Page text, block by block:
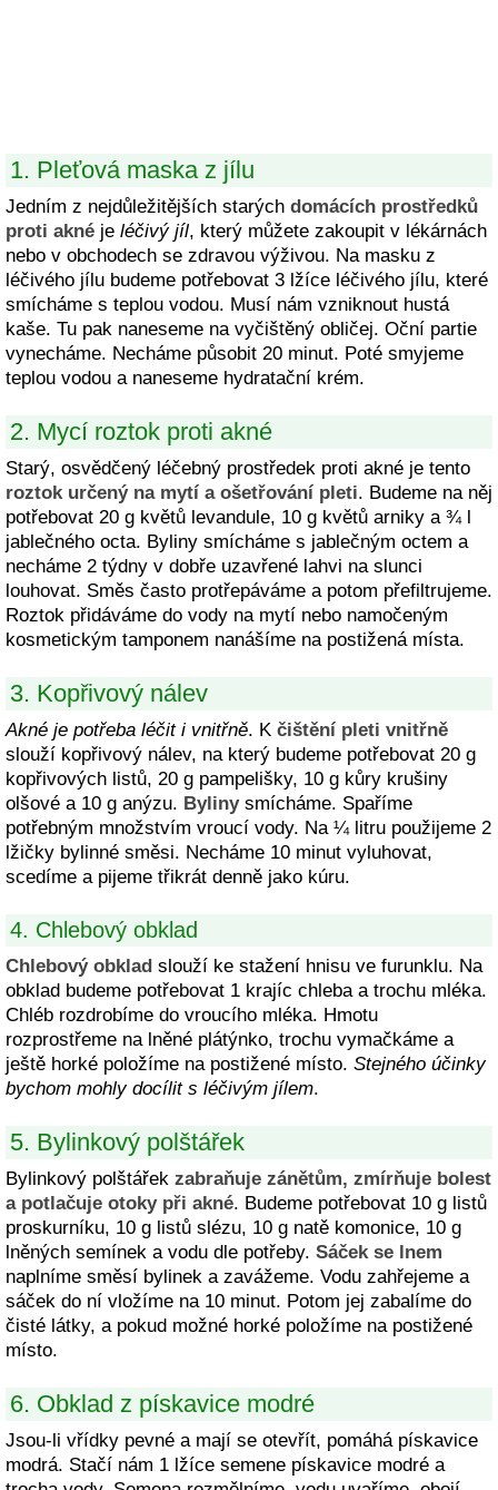
1. Pleťová maska z jílu
Jedním z nejdůležitějších starých domácích prostředků
proti akné je léčivý jíl, který můžete zakoupit v lékárnách
nebo v obchodech se zdravou výživou. Na masku z
léčivého jílu budeme potřebovat 3 lžíce léčivého jílu, které
smícháme s teplou vodou. Musí nám vzniknout hustá
kaše. Tu pak naneseme na vyčištěný obličej. Oční partie
vynecháme. Necháme působit 20 minut. Poté smyjeme
teplou vodou a naneseme hydratační krém.
2. Mycí roztok proti akné
Starý, osvědčený léčebný prostředek proti akné je tento
roztok určený na mytí a ošetřování pleti. Budeme na něj
potřebovat 20 g květů levandule, 10 g květů arniky a ¾ l
jablečného octa. Byliny smícháme s jablečným octem a
necháme 2 týdny v dobře uzavřené lahvi na slunci
louhovat. Směs často protřepáváme a potom přefiltrujeme.
Roztok přidáváme do vody na mytí nebo namočeným
kosmetickým tamponem nanášíme na postižená místa.
3. Kopřivový nálev
Akné je potřeba léčit i vnitřně. K čištění pleti vnitřně
slouží kopřivový nálev, na který budeme potřebovat 20 g
kopřivových listů, 20 g pampelišky, 10 g kůry krušiny
olšové a 10 g anýzu. Bylinysmícháme. Spaříme
potřebným množstvím vroucí vody. Na ¼ litru použijeme 2
lžičky bylinné směsi. Necháme 10 minut vyluhovat,
scedíme a pijeme třikrát denně jako kúru.
4. Chlebový obklad
Chlebový obklad slouží ke stažení hnisu ve furunklu. Na
obklad budeme potřebovat 1 krajíc chleba a trochu mléka.
Chléb rozdrobíme do vroucího mléka. Hmotu
rozprostřeme na lněné plátýnko, trochu vymačkáme a
ještě horké položíme na postižené místo. Stejného účinky
bychom mohly docílit s léčivým jílem.
5. Bylinkový polštářek
Bylinkový polštářek zabraňuje zánětům, zmírňuje bolest
a potlačuje otoky při akné. Budeme potřebovat 10 g listů
proskurníku, 10 g listů slézu, 10 g natě komonice, 10 g
lněných semínek a vodu dle potřeby. Sáček se lnem
naplníme směsí bylinek a zavážeme. Vodu zahřejeme a
sáček do ní vložíme na 10 minut. Potom jej zabalíme do
čisté látky, a pokud možné horké položíme na postižené
místo.
6. Obklad z pískavice modré
Jsou-li vřídky pevné a mají se otevřít, pomáhá pískavice
modrá. Stačí nám 1 lžíce semene pískavice modré a